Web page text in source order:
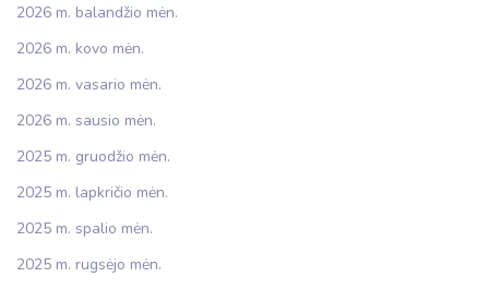
2026 m. balandžio mėn.
2026 m. kovo mėn.
2026 m. vasario mėn.
2026 m. sausio mėn.
2025 m. gruodžio mėn.
2025 m. lapkričio mėn.
2025 m. spalio mėn.
2025 m. rugsėjo mėn.